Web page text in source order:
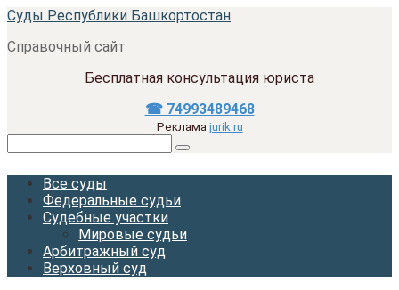
Перейти
контенту
Суды Республики Башкортостан
Справочный сайт
Бесплатная консультация юриста
☎ 74993489468
Реклама jurik.ru
Все суды
Федеральные судьи
Судебные участки
Мировые судьи
Арбитражный суд
Верховный суд